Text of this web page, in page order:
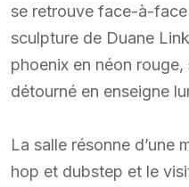
se retrouve face-à-
sculpture de Duane
phoenix en néon
détourné en enseigne
La salle résonne d’une
hop et dubstep et le